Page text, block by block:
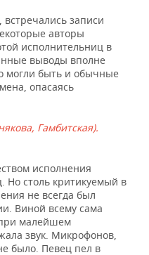
записи
авторы
исполнительниц в
выводы вполне
могли быть и обычные
опасаясь
Гамбитская).
исполнения
Но столь критикуемый в
не всегда был
Виной всему сама
при малейшем
звук. Микрофонов,
было. Певец пел в